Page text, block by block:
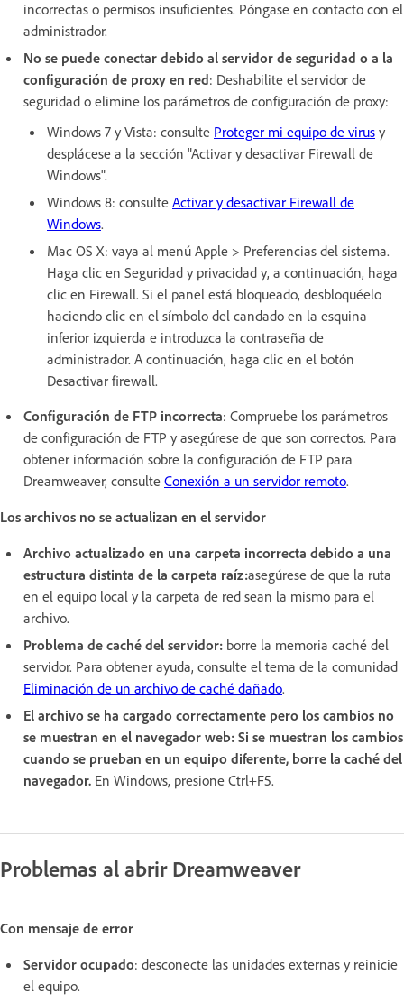
incorrectas o permisos insuficientes. Póngase en contacto con el
administrador.
No se puede conectar debido al servidor de seguridad o a la
configuración de proxy en red: Deshabilite el servidor de
seguridad o elimine los parámetros de configuración de proxy:
Windows 7 y Vista: consulte Proteger mi equipo de virus y
desplácese a la sección "Activar y desactivar Firewall de
Windows".
Windows 8: consulte Activar y desactivar Firewall de
Windows.
Mac OS X: vaya al menú Apple > Preferencias del sistema.
Haga clic en Seguridad y privacidad y, a continuación, haga
clic en Firewall. Si el panel está bloqueado, desbloquéelo
haciendo clic en el símbolo del candado en la esquina
inferior izquierda e introduzca la contraseña de
administrador. A continuación, haga clic en el botón
Desactivar firewall.
Configuración de FTP incorrecta: Compruebe los parámetros
de configuración de FTP y asegúrese de que son correctos. Para
obtener información sobre la configuración de FTP para
Dreamweaver, consulte Conexión a un servidor remoto.
Los archivos no se actualizan en el servidor
Archivo actualizado en una carpeta incorrecta debido a una
estructura distinta de la carpeta raíz:asegúrese de que la ruta
en el equipo local y la carpeta de red sean la mismo para el
archivo.
Problema de caché del servidor: borre la memoria caché del
servidor. Para obtener ayuda, consulte el tema de la comunidad
Eliminación de un archivo de caché dañado.
El archivo se ha cargado correctamente pero los cambios no
se muestran en el navegador web: Si se muestran los cambios
cuando se prueban en un equipo diferente, borre la caché del
navegador. En Windows, presione Ctrl+F5.
Problemas al abrir Dreamweaver
Con mensaje de error
Servidor ocupado: desconecte las unidades externas y reinicie
el equipo.